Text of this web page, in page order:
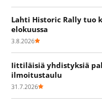
Lahti Historic Rally tuo
elokuussa
3.8.2026
Iittiläisiä yhdistyksiä
ilmoitustaulu
31.7.2026